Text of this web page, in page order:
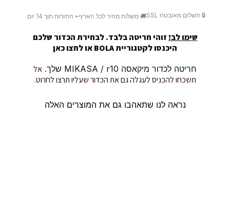
🔒 תשלום מאובטח SSL 🚚 משלוח מהיר לכל הארץ↩️ החזרות תוך 14 יום
שימו לב! זוהי חריטה בלבד. לבחירת הכדור שלכם
היכנסו לקטגוריית BOLA או
לחצו כאן
חריטה לכדור מיקאסה MIKASA / r10 שלך.
אל
תשכחו להכניס לעגלה גם את הכדור שעליו תרצו לחרוט.
נראה לנו שתאהבו גם את המוצרים האלה